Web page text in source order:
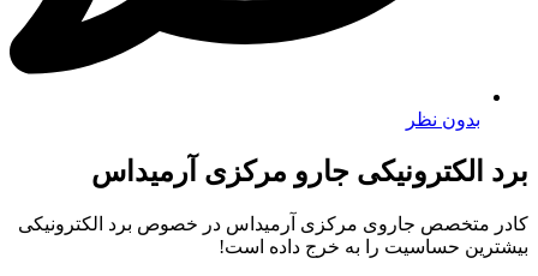
بدون نظر
برد الکترونیکی جارو مرکزی آرمیداس
کادر متخصص جاروی مرکزی آرمیداس در خصوص برد الکترونیکی
بیشترین حساسیت را به خرج داده است!